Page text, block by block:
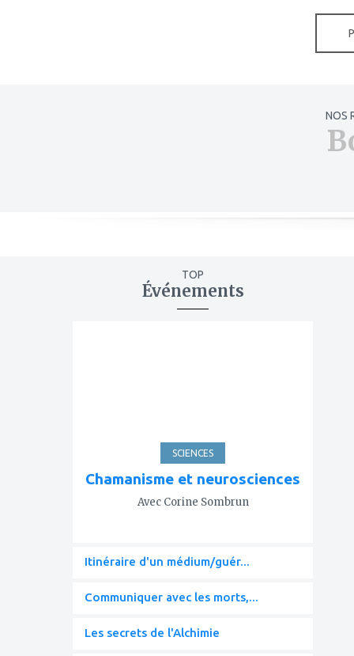
NOS
TOP
Événements
SCIENCES
Chamanisme et neurosciences
Avec Corine Sombrun
Itinéraire d'un médium/guér...
Communiquer avec les morts,...
Les secrets de l'Alchimie